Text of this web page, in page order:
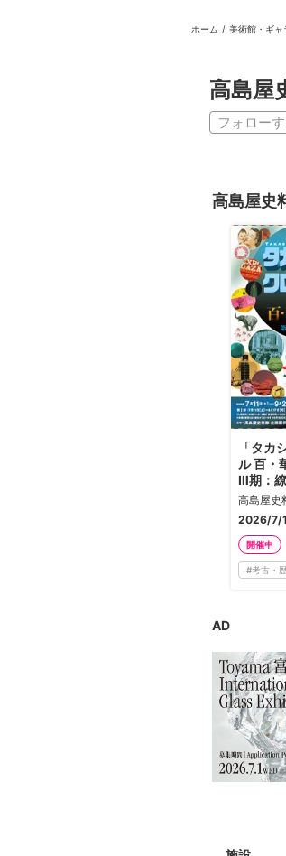
ホーム / 美術館・ギャ
高島屋
フォロー
高島屋史
「タカ
ル 百
Ⅲ期：繚
高島屋史
2026/7/
開催中
#考古・
AD